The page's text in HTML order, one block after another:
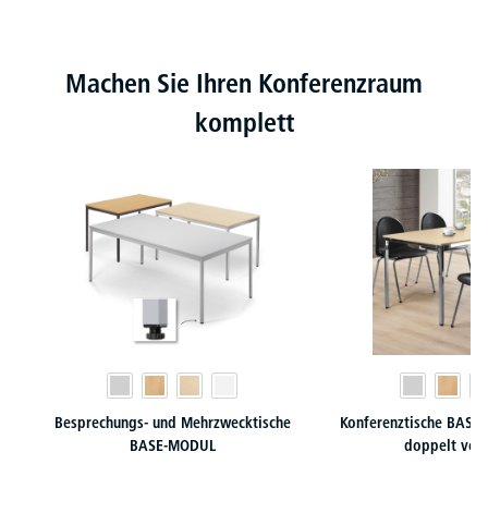
Produktgalerie überspringen
Machen Sie Ihren Konferenzraum
komplett
Besprechungs- und Mehrzwecktische
BASE-MODUL
Konferenztische
doppelt